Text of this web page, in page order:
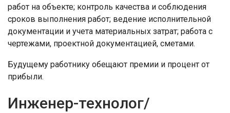
работ на объекте; контроль качества и соблюдения
сроков выполнения работ; ведение исполнительной
документации и учета материальных затрат; работа с
чертежами, проектной документацией, сметами.
Будущему работнику обещают премии и процент от
прибыли.
Инженер-технолог/